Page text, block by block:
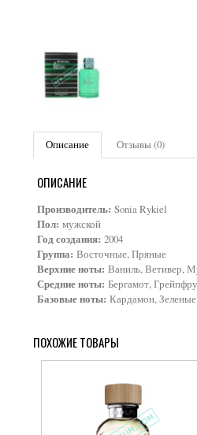
Описание Отзывы (0)
ОПИСАНИЕ
Производитель: Sonia Rykiel
Пол: мужской
Год создания: 2004
Группа: Восточные, Пряные
Верхние ноты: Ваниль, Ветивер,
Средние ноты: Бергамот,
Базовые ноты: Кардамон,
ПОХОЖИЕ ТОВАРЫ